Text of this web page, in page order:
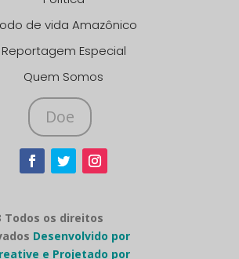
de vida Amazônico
Reportagem Especial
Quem Somos
Doe
Todos os direitos
Desenvolvido por
e Projetado por